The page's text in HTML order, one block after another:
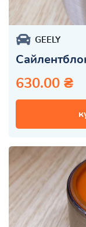
GEELY
630.00 ₴